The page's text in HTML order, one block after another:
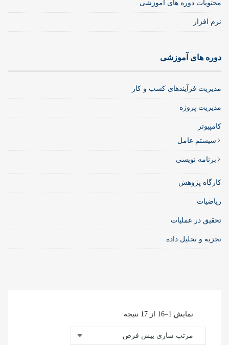
محتویات دوره های آموزشی
نرم افزار
دوره های آموزشی
مدیریت فرآیندهای کسب و کار
مدیریت پروژه
کامپیوتر
سیستم عامل
برنامه نویسی
کارگاه پژوهش
ریاضیات
تحقیق در عملیات
تجزیه و تحلیل داده
نمایش 1–16 از 17 نتیجه